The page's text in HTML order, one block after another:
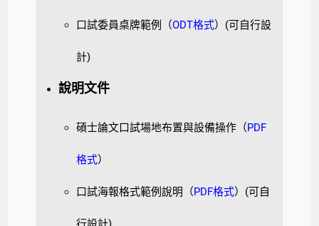
口試委員桌牌範例（ODT格式）(可自行設
計)
說明文件
碩士論文口試場地布置與設備操作（PDF
格式）
口試海報格式範例說明（PDF格式）(可自